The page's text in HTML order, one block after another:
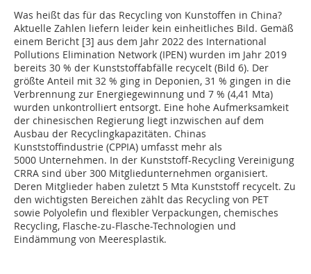
Was heißt das für das Recycling von Kunstoffen in China?
Aktuelle Zahlen liefern leider kein einheitliches Bild. Gemäß
einem Bericht [3] aus dem Jahr 2022 des International
Pollutions Elimination Network (IPEN) wurden im Jahr 2019
bereits 30 % der Kunststoffabfälle recycelt (Bild 6). Der
größte Anteil mit 32 % ging in Deponien, 31 % gingen in die
Verbrennung zur Energiegewinnung und 7 % (4,41 Mta)
wurden unkontrolliert entsorgt. Eine hohe Aufmerksamkeit
der chinesischen Regierung liegt inzwischen auf dem
Ausbau der Recyclingkapazitäten. Chinas
Kunststoffindustrie (CPPIA) umfasst mehr als
5000 Unternehmen. In der Kunststoff-Recycling Vereinigung
CRRA sind über 300 Mitgliedunternehmen organisiert.
Deren Mitglieder haben zuletzt 5 Mta Kunststoff recycelt. Zu
den wichtigsten Bereichen zählt das Recycling von PET
sowie Polyolefin und flexibler Verpackungen, chemisches
Recycling, Flasche-zu-Flasche-Technologien und
Eindämmung von Meeresplastik.